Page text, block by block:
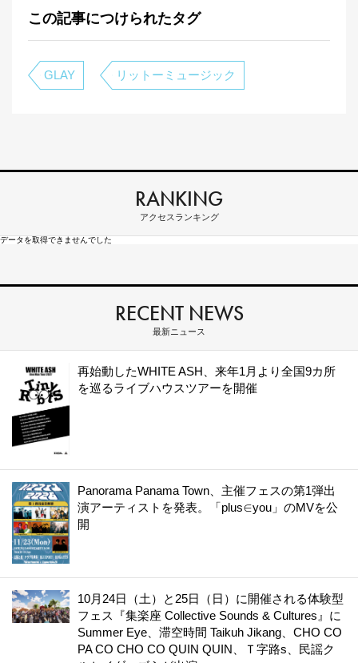
この記事につけられたタグ
GLAY リットーミュージック
RANKING
アクセスランキング
データを取得できませんでした
RECENT NEWS
最新ニュース
再始動したWHITE ASH、来年1月より全国9カ所
を巡るライブハウスツアーを開催
Panorama Panama Town、主催フェスの第1弾出
演アーティストを発表。「plus∈you」のMVを公
開
10月24日（土）と25日（日）に開催される体験型
フェス『集楽座 Collective Sounds & Cultures』に
Summer Eye、滞空時間 Taikuh Jikang、CHO CO
PA CO CHO CO QUIN QUIN、Ｔ字路s、民謡ク